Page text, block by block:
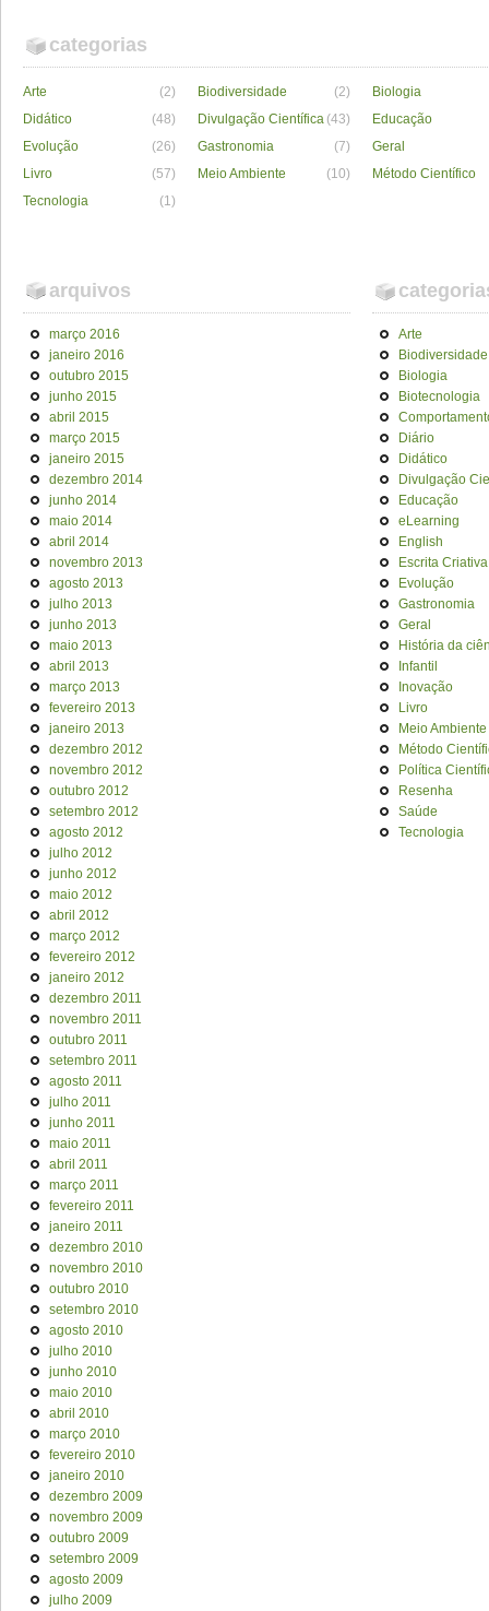
categorias
Arte (2) Biodiversidade (2)
Biologia
Didático
(48) Divulgação Científica (43)
Educação
Evolução
(26) Gastronomia (7)
Geral
Livro
(57) Meio Ambiente (10)
Método Científico
Tecnologia
(1)
arquivos
março 2016
janeiro 2016
outubro 2015
junho 2015
abril 2015
março 2015
janeiro 2015
dezembro 2014
junho 2014
maio 2014
abril 2014
novembro 2013
agosto 2013
julho 2013
junho 2013
maio 2013
abril 2013
março 2013
fevereiro 2013
janeiro 2013
dezembro 2012
novembro 2012
outubro 2012
setembro 2012
agosto 2012
julho 2012
junho 2012
maio 2012
abril 2012
março 2012
fevereiro 2012
janeiro 2012
dezembro 2011
novembro 2011
outubro 2011
setembro 2011
agosto 2011
julho 2011
junho 2011
maio 2011
abril 2011
março 2011
fevereiro 2011
janeiro 2011
dezembro 2010
novembro 2010
outubro 2010
setembro 2010
agosto 2010
julho 2010
junho 2010
maio 2010
abril 2010
março 2010
fevereiro 2010
janeiro 2010
dezembro 2009
novembro 2009
outubro 2009
setembro 2009
agosto 2009
julho 2009
Arte
Biodiversidade
Biologia
Biotecnologia
Diário
Didático
Divulgação
Educação
eLearning
English
Escrita Criativa
Evolução
Gastronomia
Geral
História da
Infantil
Inovação
Livro
Meio Ambiente
Método
Política
Resenha
Saúde
Tecnologia